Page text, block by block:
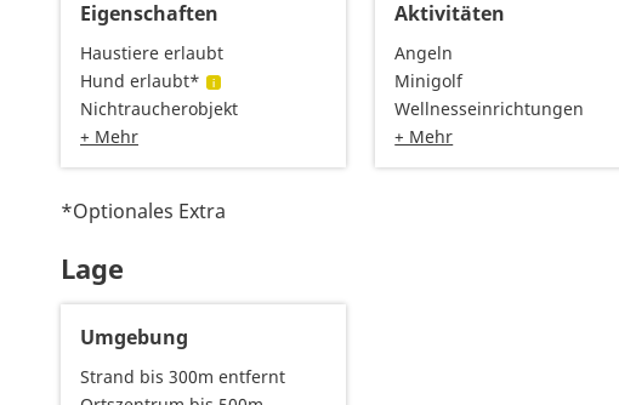
Eigenschaften
Haustiere erlaubt
Hund erlaubt*
Nichtraucherobjekt
+ Mehr
Aktivitäten
Angeln
Minigolf
Wellnesseinrichtungen
+ Mehr
*Optionales Extra
Lage
Umgebung
Strand bis 300m entfernt